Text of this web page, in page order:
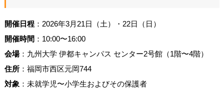
開催日程：2026年3月21日（土）・22日（日）
開催時間 ：10:00〜16:00
会場：九州大学 伊都キャンパス センター2号館（1階〜4階）
住所：福岡市西区元岡744
対象 ：未就学児〜小学生およびその保護者